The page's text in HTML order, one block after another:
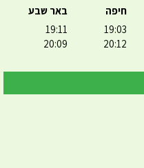
חיפה
19:03
20:12
באר שבע
19:11
20:09